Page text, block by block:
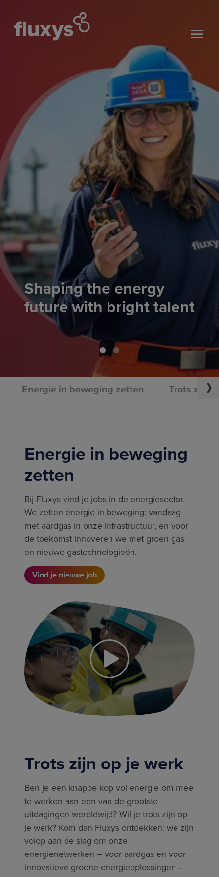
Grow with us and
a real impact
Vind je job
Energie in beweging zetten Trots zijn
Energie in beweging
zetten
Bij Fluxys vind je jobs in de energiesector.
We zetten energie in beweging: vandaag
met aardgas in onze infrastructuur, en voor
de toekomst innoveren we met groen gas
en nieuwe gastechnologieën.
Vind je nieuwe job
Trots zijn op je werk
Ben je een knappe kop vol energie om mee
te werken aan een van de grootste
uitdagingen wereldwijd? Wil je trots zijn op
je werk? Kom dan Fluxys ontdekken: we zijn
volop aan de slag om onze
energienetwerken – voor aardgas en voor
innovatieve groene energieoplossingen –